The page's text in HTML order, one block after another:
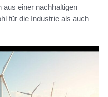
aus einer nachhaltigen
für die Industrie als auch